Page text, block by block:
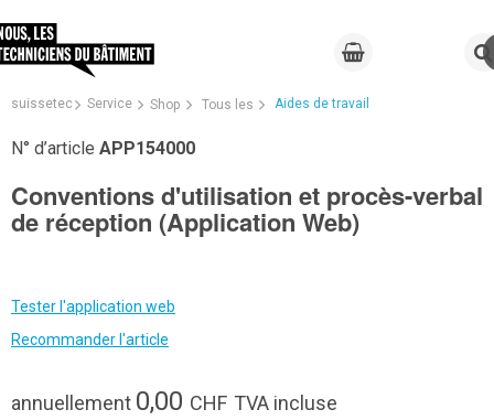
suissetec Service Shop Tous les Aides de travail
N° d’article APP154000
Conventions d'utilisation et procès-verbal
de réception (Application Web)
Tester l'application web
Recommander l'article
annuellement 0,00 CHF TVA incluse